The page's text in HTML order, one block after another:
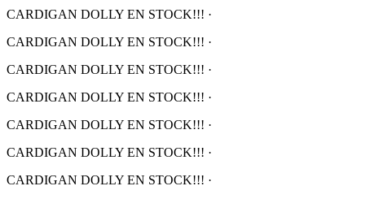
CARDIGAN DOLLY EN STOCK!!! ·
CARDIGAN DOLLY EN STOCK!!! ·
CARDIGAN DOLLY EN STOCK!!! ·
CARDIGAN DOLLY EN STOCK!!! ·
CARDIGAN DOLLY EN STOCK!!! ·
CARDIGAN DOLLY EN STOCK!!! ·
CARDIGAN DOLLY EN STOCK!!! ·